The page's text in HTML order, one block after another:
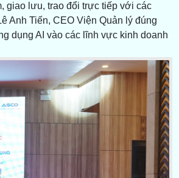
giao lưu, trao đổi trực tiếp với các
Anh Tiến, CEO Viện Quản lý đúng
dụng AI vào các lĩnh vực kinh doanh